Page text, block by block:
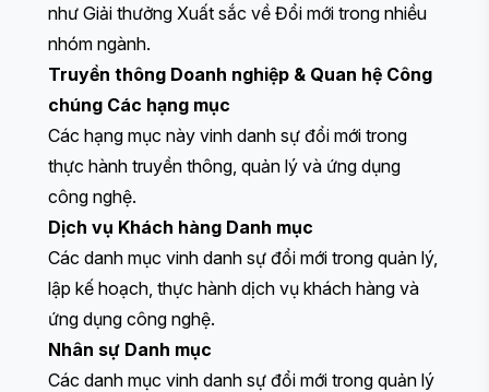
như Giải thưởng Xuất sắc về Đổi mới trong nhiều
nhóm ngành.
Truyền thông Doanh nghiệp & Quan hệ Công
chúng Các hạng mục
Các hạng mục này vinh danh sự đổi mới trong
thực hành truyền thông, quản lý và ứng dụng
công nghệ.
Dịch vụ Khách hàng Danh mục
Các danh mục vinh danh sự đổi mới trong quản lý,
lập kế hoạch, thực hành dịch vụ khách hàng và
ứng dụng công nghệ.
Nhân sự Danh mục
Các danh mục vinh danh sự đổi mới trong quản lý